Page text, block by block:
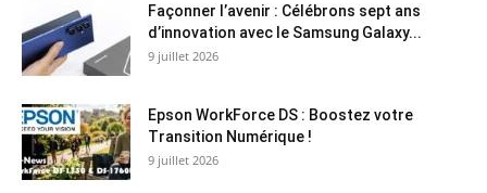
Façonner l’avenir : Célébrons sept ans
d’innovation avec le Samsung Galaxy...
9 juillet 2026
Epson WorkForce DS : Boostez votre
Transition Numérique !
9 juillet 2026